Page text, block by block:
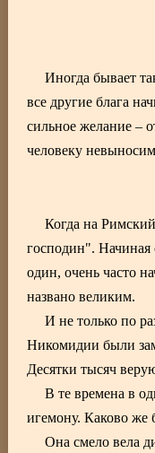
Иногда бывает
все другие блага
сильное желание –
человеку
Когда на
господин". Начиная
один, очень часто
названо великим.
И не только по
Никомидии были
Десятки тысяч
В те времена в
игемону. Каково же
Она смело вела